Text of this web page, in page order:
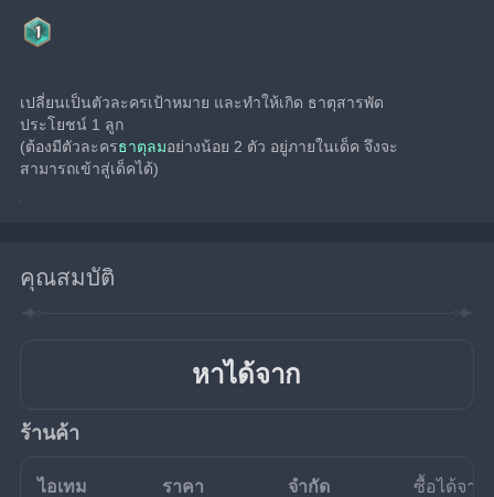
เปลี่ยนเป็นตัวละครเป้าหมาย และทำให้เกิด ธาตุสารพัด
ประโยชน์ 1 ลูก
(ต้องมีตัวละครธาตุลมอย่างน้อย 2 ตัว อยู่ภายในเด็ค จึงจะ
สามารถเข้าสู่เด็คได้)
คุณสมบัติ
หาได้จาก
ร้านค้า
ไอเทม ราคา จำกัด ซื้อได้จาก